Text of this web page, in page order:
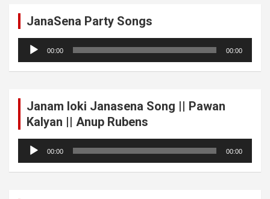
JanaSena Party Songs
Audio
Player
00:00 00:00
Janam loki Janasena Song || Pawan
Kalyan || Anup Rubens
Audio
Player
00:00 00:00